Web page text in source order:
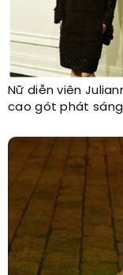
Nữ diễn viên
cao gót phát